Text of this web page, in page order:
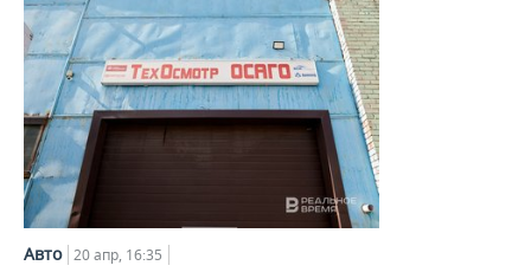
Авто 20 апр, 16:35